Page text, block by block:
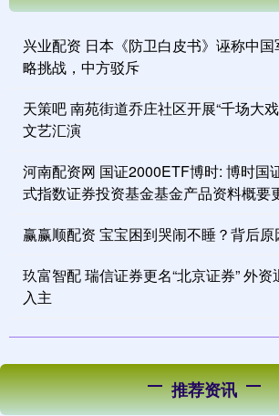
兴业配资 日本《防卫白皮书》诬称中
略挑战，中方驳斥
天策吧 南苑街道乔庄社区开展“千场大
文艺汇演
河南配资网 国证2000ETF博时: 博时国
式指数证券投资基金基金产品资料概要
赢赢顺配资 宝宝困到哭闹不睡？背后
玖富智配 瑞信证券更名“北京证券” 外
入主
推荐资讯